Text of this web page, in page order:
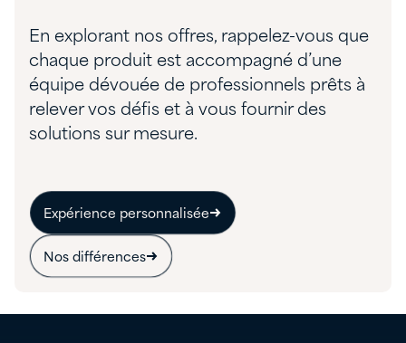
En explorant nos offres, rappelez-vous que
chaque produit est accompagné d’une
équipe dévouée de professionnels prêts à
relever vos défis et à vous fournir des
solutions sur mesure.
Expérience personnalisée
Nos différences